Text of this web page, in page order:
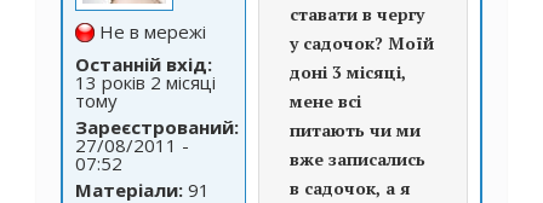
Не в мережі
Останній вхід:
13 років 2 місяці
тому
Зареєстрований:
27/08/2011 -
07:52
Матеріали: 91
ставати в чергу
у садочок? Моїй
доні 3 місяці,
мене всі
питають чи ми
вже записались
в садочок, а я